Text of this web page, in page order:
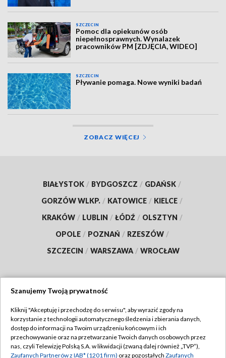
SZCZECIN
Pomoc dla opiekunów osób
niepełnosprawnych. Wynalazek
pracowników PM [ZDJĘCIA, WIDEO]
SZCZECIN
Pływanie pomaga. Nowe wyniki badań
ZOBACZ WIĘCEJ
BIAŁYSTOK / BYDGOSZCZ / GDAŃSK /
GORZÓW WLKP. / KATOWICE / KIELCE /
KRAKÓW / LUBLIN / ŁÓDŹ / OLSZTYN /
OPOLE / POZNAŃ / RZESZÓW /
SZCZECIN / WARSZAWA / WROCŁAW
TVP
Abonament TVP
Emisja w TVP
Regulamin TVP
Szanujemy Twoją prywatność
Kliknij "Akceptuję i przechodzę do serwisu", aby wyrazić zgody na
korzystanie z technologii automatycznego śledzenia i zbierania danych,
dostęp do informacji na Twoim urządzeniu końcowym i ich
przechowywanie oraz na przetwarzanie Twoich danych osobowych przez
nas, czyli Telewizję Polską S.A. w likwidacji (zwaną dalej również „TVP”),
Zaufanych Partnerów z IAB* (1201 firm) oraz pozostałych Zaufanych